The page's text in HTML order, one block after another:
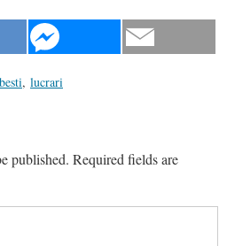
, lucrari
published. Required fields are